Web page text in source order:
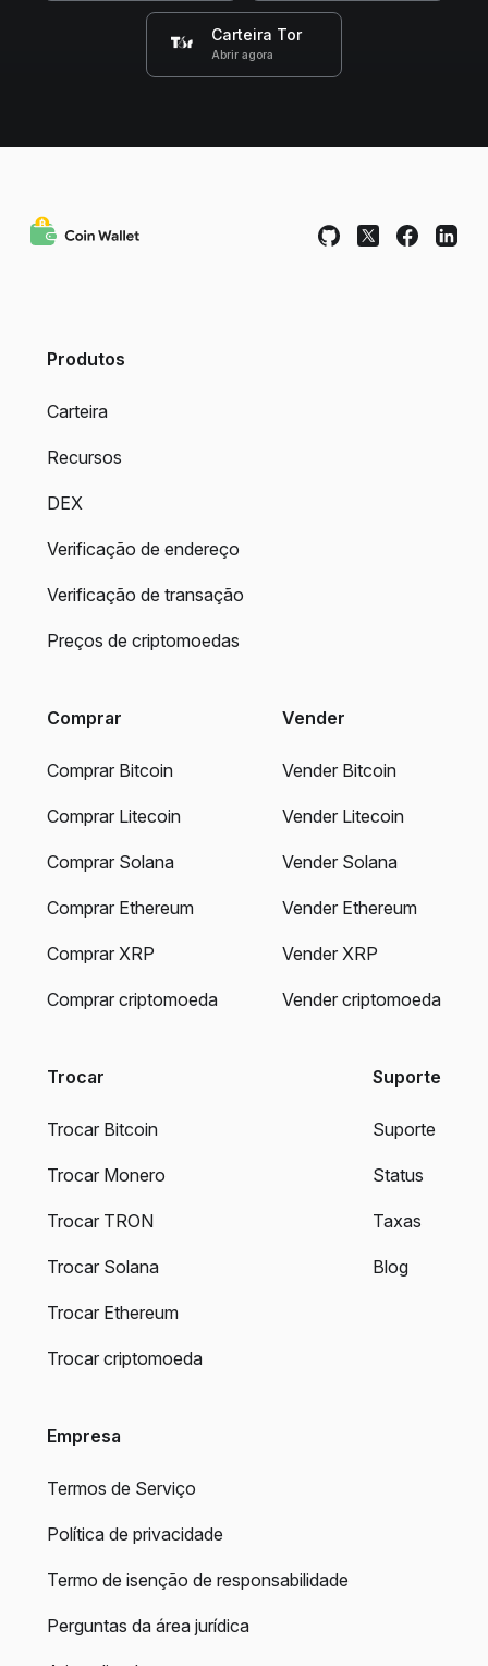
Carteira Tor
Abrir agora
Produtos
Carteira
Recursos
DEX
Verificação de endereço
Verificação de transação
Preços de criptomoedas
Comprar
Comprar Bitcoin
Comprar Litecoin
Comprar Solana
Comprar Ethereum
Comprar XRP
Comprar criptomoeda
Vender
Vender Bitcoin
Vender Litecoin
Vender Solana
Vender Ethereum
Vender XRP
Vender criptomoeda
Trocar
Trocar Bitcoin
Trocar Monero
Trocar TRON
Trocar Solana
Trocar Ethereum
Trocar criptomoeda
Suporte
Suporte
Status
Taxas
Blog
Empresa
Termos de Serviço
Política de privacidade
Termo de isenção de responsabilidade
Perguntas da área jurídica